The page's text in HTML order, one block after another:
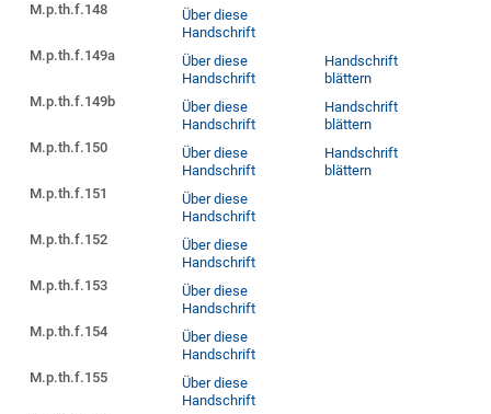
M.p.th.f.148
Über diese
Handschrift
M.p.th.f.149a
Über diese
Handschrift
Handschrift
blättern
M.p.th.f.149b
Über diese
Handschrift
Handschrift
blättern
M.p.th.f.150
Über diese
Handschrift
Handschrift
blättern
M.p.th.f.151
Über diese
Handschrift
M.p.th.f.152
Über diese
Handschrift
M.p.th.f.153
Über diese
Handschrift
M.p.th.f.154
Über diese
Handschrift
M.p.th.f.155
Über diese
Handschrift